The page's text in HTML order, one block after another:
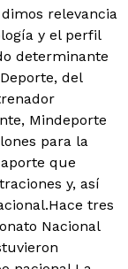
relevancia
y el perfil
determinante
del
Mindeporte
para la
que
y, así
tres
Nacional